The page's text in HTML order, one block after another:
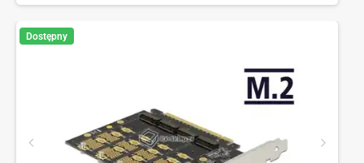
Dostępny